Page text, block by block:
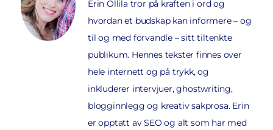
Erin Ollila tror på kraften i ord og
hvordan et budskap kan informere – og
til og med forvandle – sitt tiltenkte
publikum. Hennes tekster finnes over
hele internett og på trykk, og
inkluderer intervjuer, ghostwriting,
blogginnlegg og kreativ sakprosa. Erin
er opptatt av SEO og alt som har med